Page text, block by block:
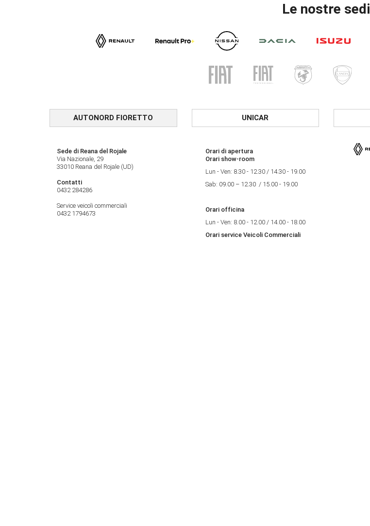
Le nostre sedi
AUTONORD FIORETTO UNICAR
Sede di Reana del Rojale
Via Nazionale, 29
33010 Reana del Rojale (UD)
Contatti
0432 284286
Service veicoli commerciali
0432 1794673
Orari di apertura
Orari show-room
Lun - Ven: 8.30 - 12.30 / 14.30 - 19.00
Sab: 09.00 – 12.30 / 15.00 - 19.00
Orari officina
Lun - Ven: 8.00 - 12.00 / 14.00 - 18.00
Orari service Veicoli Commerciali